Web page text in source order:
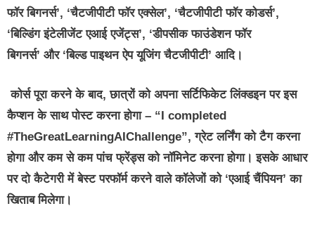
फॉर बिगनर्स’, ‘चैटजीपीटी फॉर एक्‍सेल’, ‘चैटजीपीटी फॉर कोडर्स’,
‘बिल्डिंग इंटेलीजेंट एआई एजेंट्स’, ‘डीपसीक फाउंडेशन फॉर
बिगनर्स’ और‘बिल्ड पाइथन ऐप यूजिंग चैटजीपीटी’ आदि।
कोर्स पूरा करने के बाद, छात्रों को अपना सर्टिफिकेट लिंक्‍डइन पर इस
कैप्शन के साथ पोस्ट करना होगा – “I completed
#TheGreatLearningAIChallenge”, ग्रेट लर्निंग को टैग करना
होगा और कम से कम पांच फ्रेंड्स को नॉमिनेट करना होगा। इसके आधार
पर दो कैटेगरी में बेस्ट परफॉर्म करने वाले कॉलेजों को ‘एआई चैंपियन’ का
खिताब मिलेगा।